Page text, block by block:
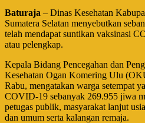
Baturaja – Dinas Kesehatan
Sumatera Selatan menyebutkan
telah mendapat suntikan vaksinasi
atau pelengkap.
Kepala Bidang Pencegahan dan
Kesehatan Ogan Komering Ulu
Rabu, mengatakan warga setempat
COVID-19 sebanyak 269.955 jiwa
petugas publik, masyarakat lanjut
dan umum serta kalangan remaja.